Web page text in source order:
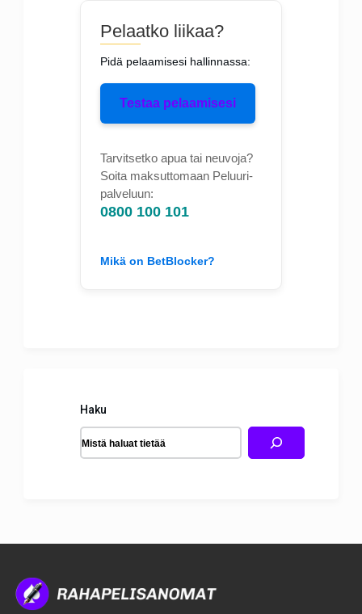
Pelaatko liikaa?
Pidä pelaamisesi hallinnassa:
Testaa pelaamisesi
Tarvitsetko apua tai neuvoja?
Soita maksuttomaan Peluuri-
palveluun:
0800 100 101
Mikä on BetBlocker?
Haku